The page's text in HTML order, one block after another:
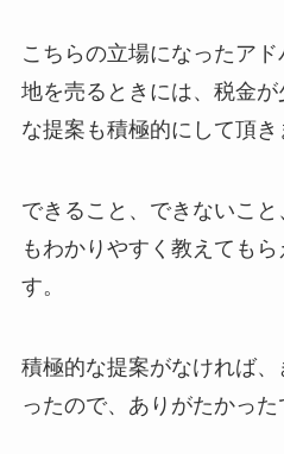
こちらの立場になったア
地を売るときには、税金
な提案も積極的にして頂き
できること、できないこ
もわかりやすく教えても
す。
積極的な提案がなければ
ったので、ありがたかった